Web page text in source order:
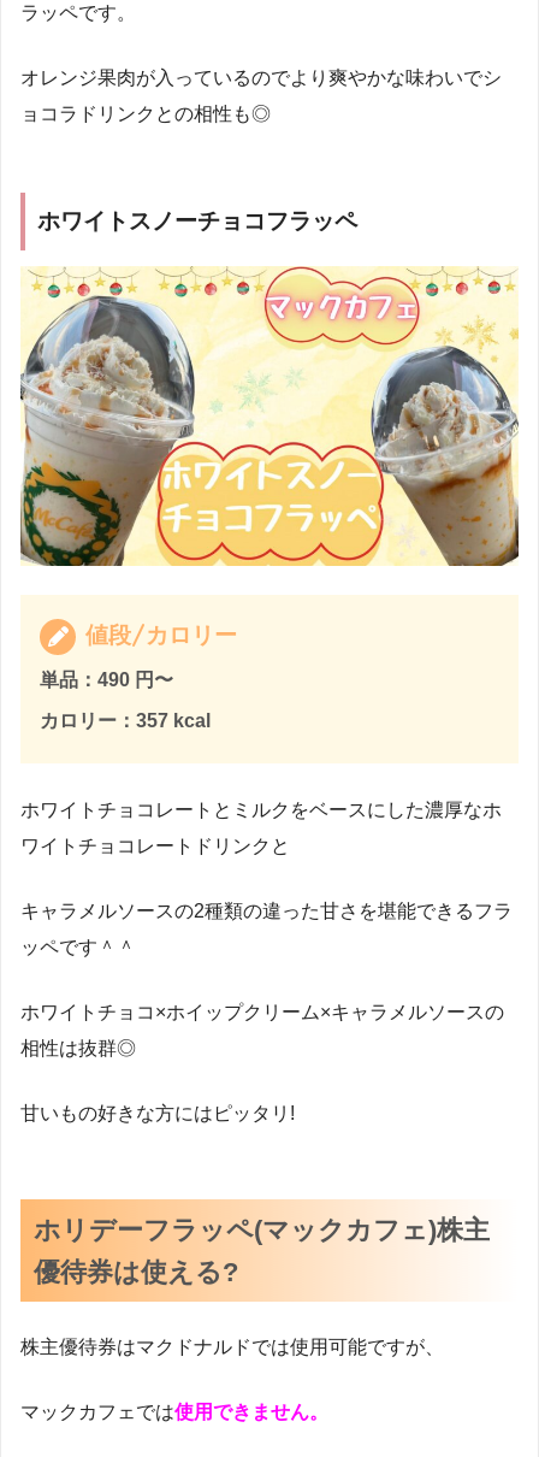
ラッペです。
オレンジ果肉が入っているのでより爽やかな味わいでシ
ョコラドリンクとの相性も◎
ホワイトスノーチョコフラッペ
値段/カロリー
単品：490 円〜
カロリー：357 kcal
ホワイトチョコレートとミルクをベースにした濃厚なホ
ワイトチョコレートドリンクと
キャラメルソースの2種類の違った甘さを堪能できるフラ
ッペです＾＾
ホワイトチョコ×ホイップクリーム×キャラメルソースの
相性は抜群◎
甘いもの好きな方にはピッタリ!
ホリデーフラッペ(マックカフェ)株主
優待券は使える?
株主優待券はマクドナルドでは使用可能ですが、
マックカフェでは使用できません。